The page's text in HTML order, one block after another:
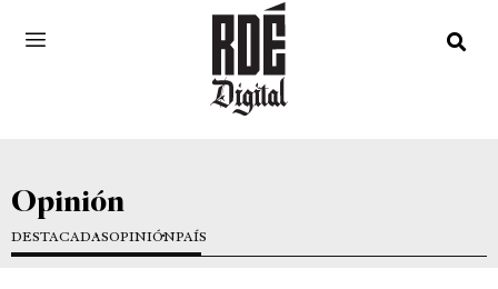
Opinión
DESTACADASOPINIÓNPAÍS